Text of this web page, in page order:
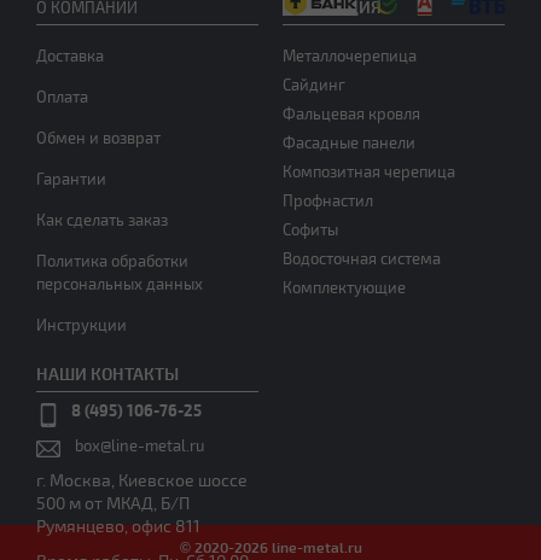
НАШИ КОНТАКТЫ
8 (495) 106-76-25
box@line-metal.ru
г. Москва, Киевское шоссе
500 м от МКАД, Б/П
Румянцево, офис 811
О КОМПАНИИ
Доставка
Оплата
Обмен и возврат
Гарантии
Как сделать заказ
Политика обработки
персональных данных
Инструкции
ПРОДУКЦИЯ
Металлочерепица
Сайдинг
Фальцевая кровля
Фасадные панели
Композитная черепица
Профнастил
Софиты
Водосточная система
Комплектующие
© 2020-2026 line-metal.ru